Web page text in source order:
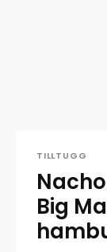
TILLTUGG
Big